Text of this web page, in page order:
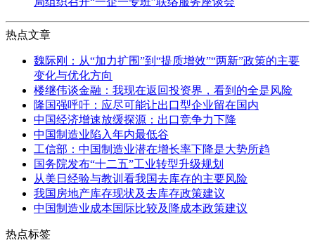
热点文章
魏际刚：从“加力扩围”到“提质增效”“两新”政策的主要
变化与优化方向
楼继伟谈金融：我现在返回投资界，看到的全是风险
隆国强呼吁：应尽可能让出口型企业留在国内
中国经济增速放缓探源：出口竞争力下降
中国制造业陷入年内最低谷
工信部：中国制造业潜在增长率下降是大势所趋
国务院发布“十二五”工业转型升级规划
从美日经验与教训看我国去库存的主要风险
我国房地产库存现状及去库存政策建议
中国制造业成本国际比较及降成本政策建议
热点标签